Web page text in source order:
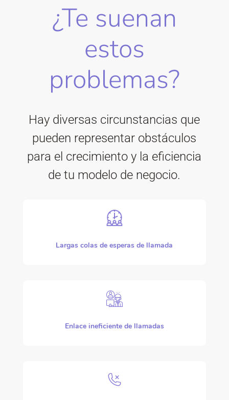
¿Te suenan
estos
problemas?
Hay diversas circunstancias que
pueden representar obstáculos
para el crecimiento y la eficiencia
de tu modelo de negocio.
Largas colas de esperas de llamada
Enlace ineficiente de llamadas